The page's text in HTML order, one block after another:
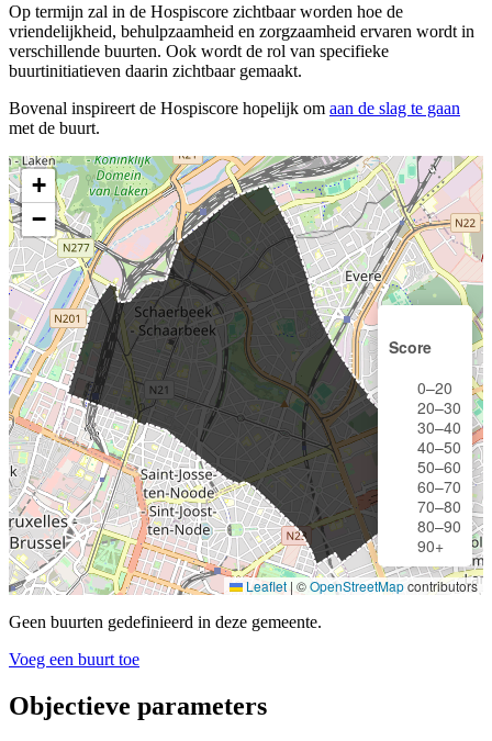
Op termijn zal in de Hospiscore zichtbaar worden hoe de
vriendelijkheid, behulpzaamheid en zorgzaamheid ervaren wordt in
verschillende buurten. Ook wordt de rol van specifieke
buurtinitiatieven daarin zichtbaar gemaakt.
Bovenal inspireert de Hospiscore hopelijk om aan de slag te gaan
met de buurt.
+
−
Score
0–20
20–30
30–40
40–50
50–60
60–70
70–80
80–90
90+
Leaflet | ©OpenStreetMapcontributors
Geen buurten gedefinieerd in deze gemeente.
Voeg een buurt toe
Objectieve parameters